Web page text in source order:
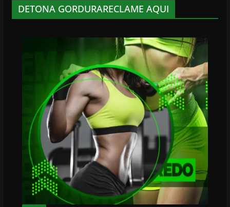
DETONA GORDURARECLAME AQUI